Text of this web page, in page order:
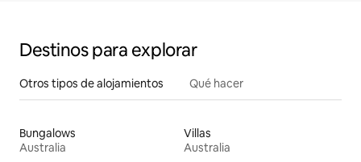
Destinos para explorar
Otros tipos de alojamientos Qué hacer
Bungalows
Australia
Villas
Australia